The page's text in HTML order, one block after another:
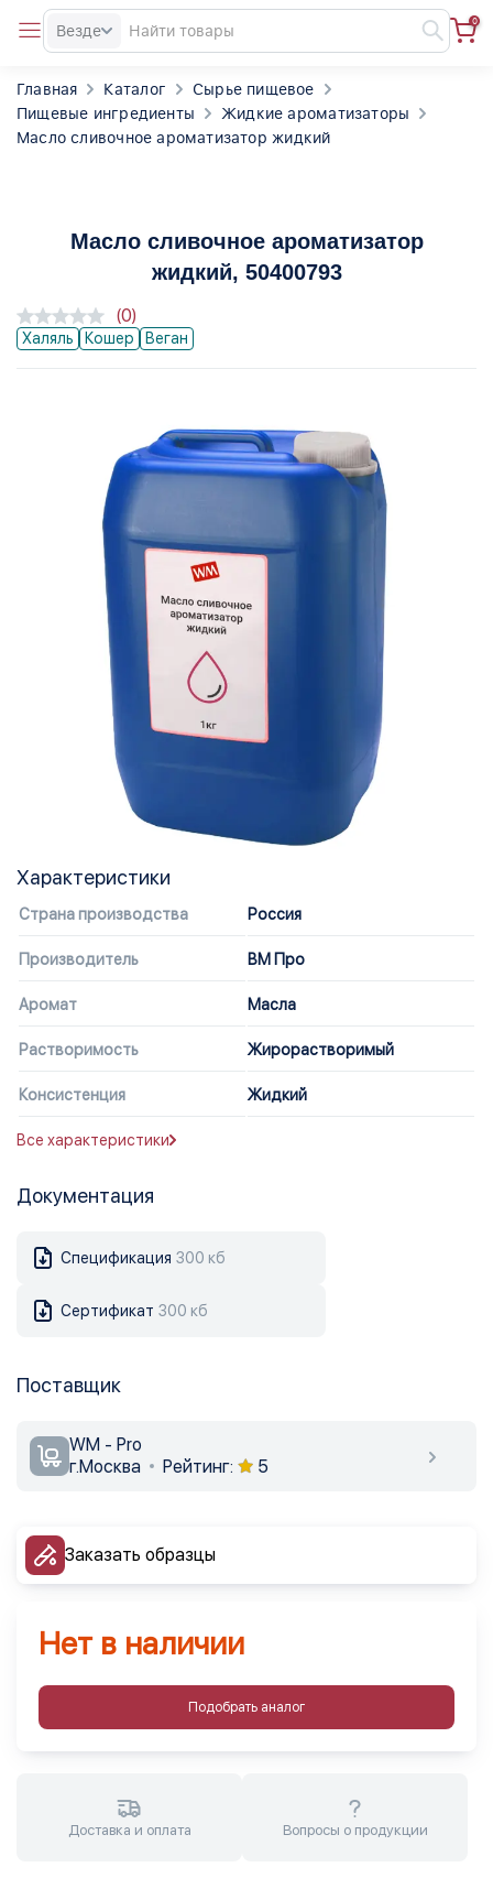
Везде
0
Главная Каталог
Сырье пищевое
Пищевые ингредиенты
Жидкие ароматизаторы
Масло сливочное ароматизатор жидкий
Масло сливочное ароматизатор
жидкий, 50400793
Халяль Кошер Веган
(0)
Характеристики
Страна производства Россия
Производитель ВМ Про
Аромат Масла
Растворимость Жирорастворимый
Консистенция Жидкий
Все характеристики
Документация
Спецификация 300 кб
Сертификат 300 кб
Поставщик
WM - Pro
г.Москва
Рейтинг: 5
Заказать образцы
Нет в наличии
Подобрать аналог
Доставка и оплата Вопросы о продукции